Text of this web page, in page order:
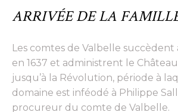
ARRIVÉE DE LA
Les comtes de Valbelle succèdent
en 1637 et administrent le
jusqu’à la Révolution, période à
domaine est inféodé à Philippe
procureur du comte de Valbelle.